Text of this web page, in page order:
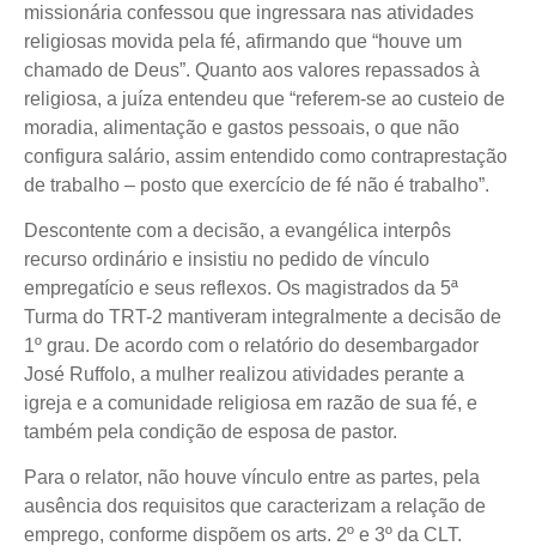
missionária confessou que ingressara nas atividades
religiosas movida pela fé, afirmando que “houve um
chamado de Deus”. Quanto aos valores repassados à
religiosa, a juíza entendeu que “referem-se ao custeio de
moradia, alimentação e gastos pessoais, o que não
configura salário, assim entendido como contraprestação
de trabalho – posto que exercício de fé não é trabalho”.
Descontente com a decisão, a evangélica interpôs
recurso ordinário e insistiu no pedido de vínculo
empregatício e seus reflexos. Os magistrados da 5ª
Turma do TRT-2 mantiveram integralmente a decisão de
1º grau. De acordo com o relatório do desembargador
José Ruffolo, a mulher realizou atividades perante a
igreja e a comunidade religiosa em razão de sua fé, e
também pela condição de esposa de pastor.
Para o relator, não houve vínculo entre as partes, pela
ausência dos requisitos que caracterizam a relação de
emprego, conforme dispõem os arts. 2º e 3º da CLT.